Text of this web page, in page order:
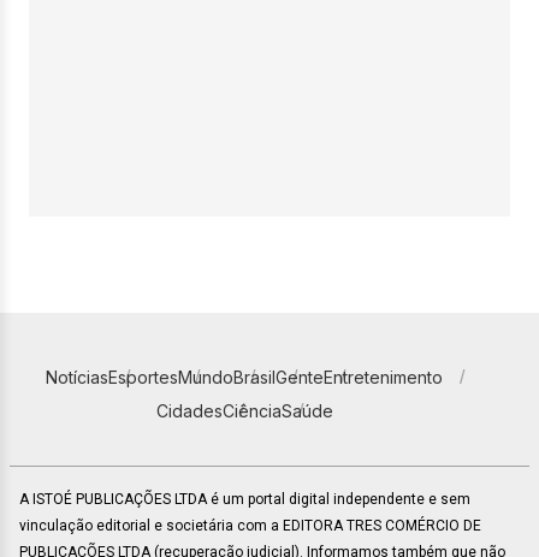
NotíciasEsportesMundoBrasilGenteEntretenimento
CidadesCiênciaSaúde
A ISTOÉ PUBLICAÇÕES LTDA é um portal digital independente e sem
vinculação editorial e societária com a EDITORA TRES COMÉRCIO DE
PUBLICACÕES LTDA (recuperação judicial). Informamos também que não